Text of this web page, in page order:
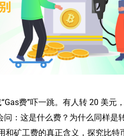
费”吓一跳。有人转 20 美元
：这是什么费？为什么同样是
和矿工费的真正含义，探究比特